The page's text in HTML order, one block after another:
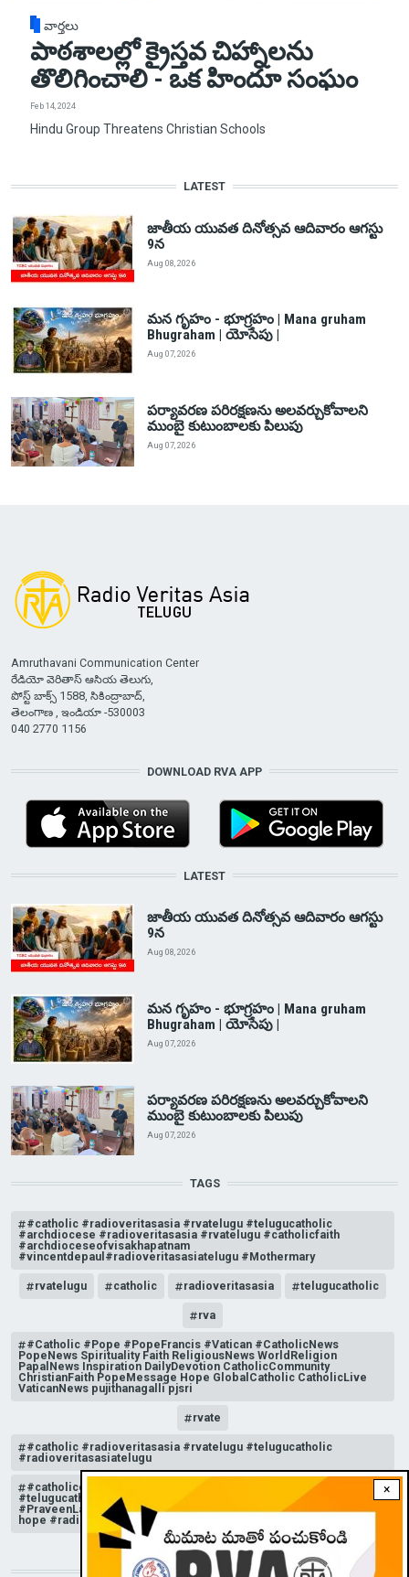
వార్తలు
పాఠశాలల్లో క్రైస్తవ చిహ్నాలను
తొలిగించాలి - ఒక హిందూ సంఘం
Feb 14, 2024
Hindu Group Threatens Christian Schools
LATEST
జాతీయ యువత దినోత్సవ ఆదివారం ఆగస్టు
9న
Aug 08, 2026
మన గృహం - భూగ్రహం | Mana gruham
Bhugraham | యోసేపు |
Aug 07, 2026
పర్యావరణ పరిరక్షణను అలవర్చుకోవాలని
ముంబై కుటుంబాలకు పిలుపు
Aug 07, 2026
×
Amruthavani Communication Center
రేడియో వెరితాస్ ఆసియ తెలుగు,
పోస్ట్ బాక్స్ 1588, సికింద్రాబాద్,
తెలంగాణ , ఇండియా -530003
040 2770 1156
DOWNLOAD RVA APP
LATEST
జాతీయ యువత దినోత్సవ ఆదివారం ఆగస్టు
9న
Aug 08, 2026
మన గృహం - భూగ్రహం | Mana gruham
Bhugraham | యోసేపు |
Aug 07, 2026
పర్యావరణ పరిరక్షణను అలవర్చుకోవాలని
ముంబై కుటుంబాలకు పిలుపు
Aug 07, 2026
TAGS
#catholic #radioveritasasia #rvatelugu #telugucatholic
#archdiocese #radioveritasasia #rvatelugu #catholicfaith
#archdioceseofvisakhapatnam
#vincentdepaul#radioveritasasiatelugu #Mothermary
rvatelugu catholic radioveritasasia telugucatholic
rva
#Catholic #Pope #PopeFrancis #Vatican #CatholicNews
PopeNews Spirituality Faith ReligiousNews WorldReligion
PapalNews Inspiration DailyDevotion CatholicCommunity
ChristianFaith PopeMessage Hope GlobalCatholic CatholicLive
VaticanNews pujithanagalli pjsri
rvate
#catholic #radioveritasasia #rvatelugu #telugucatholic
#radioveritasasiatelugu
#catholicchurchnews #catholictelugu #telugucatholic
#telugucatholicchurch #radioveritasasia #rvatelugu
#PraveenLakkisetti #reflection #advent #christmas #messageof
hope #radioveritas #rvatelugu #viral #insta
STAY CONNECTED WITH US!